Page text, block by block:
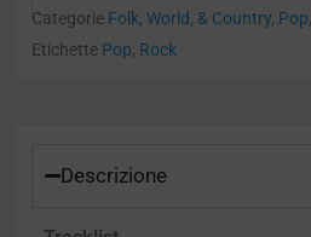
Categorie Folk, World, & Country, Pop,
Etichette Pop, Rock
Descrizione